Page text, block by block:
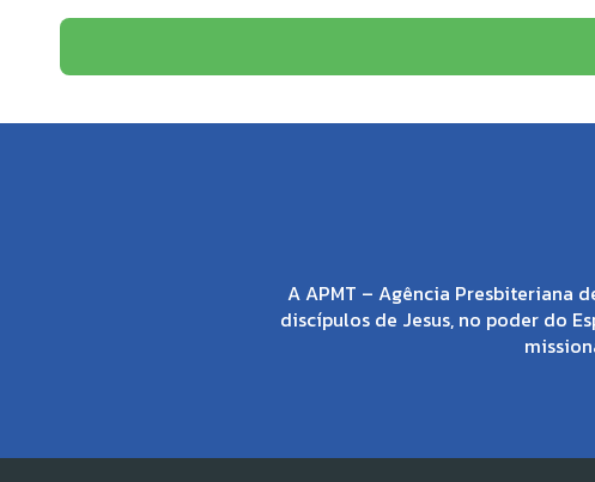
A APMT – Agência Presbiteriana
discípulos de Jesus, no poder do